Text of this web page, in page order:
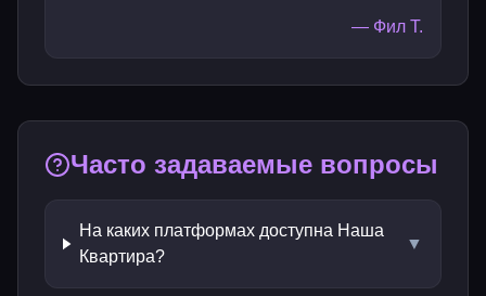
— Фил Т.
Часто задаваемые вопросы
На каких платформах доступна Наша
Квартира?
▼